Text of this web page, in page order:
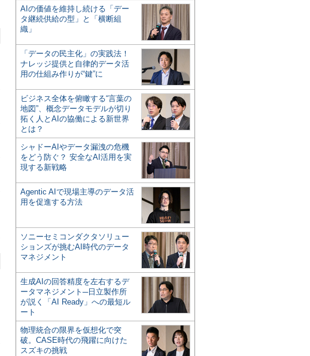
AIの価値を維持し続ける「デー
タ継続供給の型」と「横断組
織」
「データの民主化」の実践法！
ナレッジ提供と自律的データ活
用の仕組み作りが“鍵”に
ビジネス全体を俯瞰する“言葉の
地図”、概念データモデルが切り
拓く人とAIの協働による新世界
とは？
シャドーAIやデータ漏洩の危機
をどう防ぐ？ 安全なAI活用を実
現する新戦略
Agentic AIで現場主導のデータ活
用を促進する方法
ソニーセミコンダクタソリュー
ションズが挑むAI時代のデータ
マネジメント
生成AIの回答精度を左右するデ
ータマネジメント─日立製作所
が説く「AI Ready」への最短ル
ート
物理統合の限界を仮想化で突
破。CASE時代の飛躍に向けた
スズキの挑戦